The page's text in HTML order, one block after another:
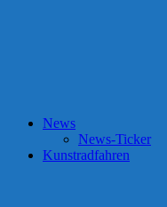
News
News-Ticker
Kunstradfahren